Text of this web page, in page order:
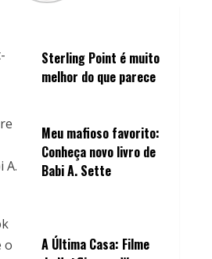
Sterling Point é muito
melhor do que parece
Meu mafioso favorito:
Conheça novo livro de
Babi A. Sette
A Última Casa: Filme